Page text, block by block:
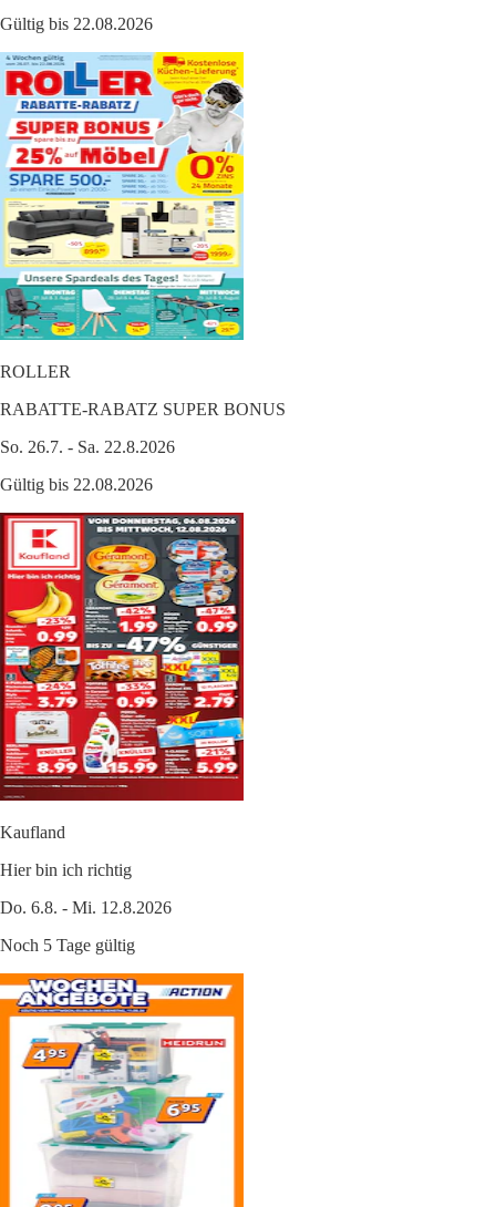
Gültig bis 22.08.2026
ROLLER
RABATTE-RABATZ SUPER BONUS
So. 26.7. - Sa. 22.8.2026
Gültig bis 22.08.2026
Kaufland
Hier bin ich richtig
Do. 6.8. - Mi. 12.8.2026
Noch 5 Tage gültig